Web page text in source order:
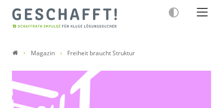
Magazin Freiheit braucht Struktur